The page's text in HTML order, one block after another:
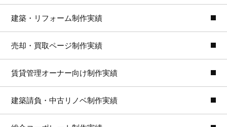
建築・リフォーム制作実績
売却・買取ページ制作実績
賃貸管理オーナー向け制作実績
建築請負・中古リノベ制作実績